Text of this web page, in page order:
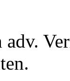
adv.